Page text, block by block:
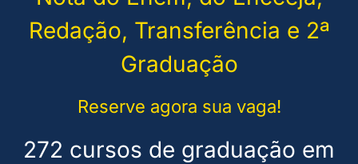
Redação, Transferência e 2ª
Graduação
Reserve agora sua vaga!
272 cursos de graduação em